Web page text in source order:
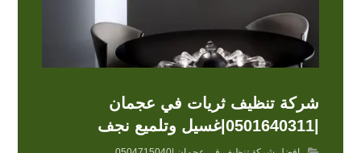
شركة تنظيف ثريات في عجمان
|0501640311|غسيل وتلميع نجف